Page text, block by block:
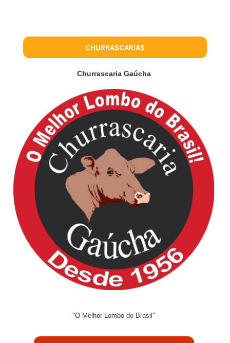
CHURRASCARIAS
Churrascaria Gaúcha
"O Melhor Lombo do Brasil"